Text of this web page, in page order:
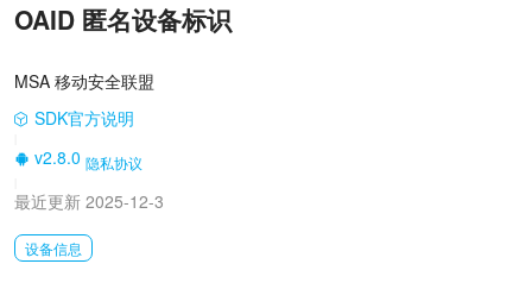
OAID 匿名设备标识
MSA 移动安全联盟
SDK官方说明
v2.8.0 隐私协议
最近更新 2025-12-3
设备信息